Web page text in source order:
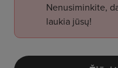
Nenusiminkite,
laukia jūsų!